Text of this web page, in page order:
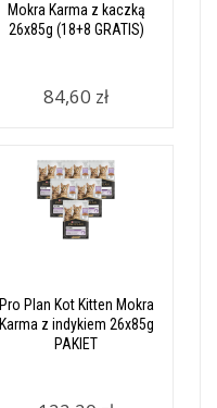
Mokra Karma z kaczką
26x85g (18+8 GRATIS)
84,60 zł
Pro Plan Kot Kitten Mokra
Karma z indykiem 26x85g
PAKIET